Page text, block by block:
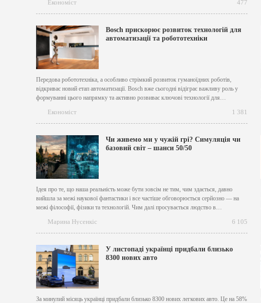
самостійно розрахує орієнтовну вартість, запропонує варіанти маршруту та підбере
зручну...
Економіст 477
Bosch прискорює розвиток технологій для
автоматизації та робототехніки
Передова робототехніка, а особливо стрімкий розвиток гуманоїдних роботів,
відкриває новий етап автоматизації. Bosch вже сьогодні відіграє важливу роль у
формуванні цього напрямку та активно розвиває ключові технології для
забезпечення та ефективне перетворення електричної енергії на рух не лише
технологічно пов’язані з автоматизованою мобільністю...
Економіст 1 381
Чи живемо ми у чужій грі? Симуляція чи
базовий світ – шанси 50/50
Ідея про те, що наша реальність може бути зовсім не тим, чим здається, давно
вийшла за межі наукової фантастики і все частіше обговорюється серйозно — на
межі філософії, фізики та технологій. Чим далі просувається людство в
припущення: а що, якщо і...
Марина Нусенкіс 6 105
У листопаді українці придбали близько
8300 нових авто
За минулий місяць українці придбали близько 8300 нових легкових авто. Це на 58%